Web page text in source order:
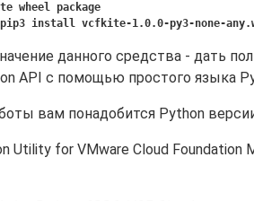
wheel package
install vcfkite-1.0.0-py3-none-
данного средства - дать
API с помощью простого языка
вам понадобится Python
Utility for VMware Cloud